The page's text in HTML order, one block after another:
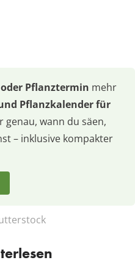
Pflanztermin mehr
Pflanzkalender für
genau, wann du säen,
– inklusive kompakter